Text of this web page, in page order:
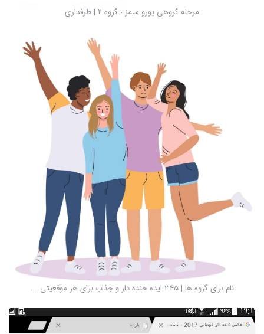
مرحله گروهی یورو میمز ؛ گروه ۲ | طرفداری
نام برای گروه ها | 345 ایده خنده دار و جذاب برای هر موقعیتی ...